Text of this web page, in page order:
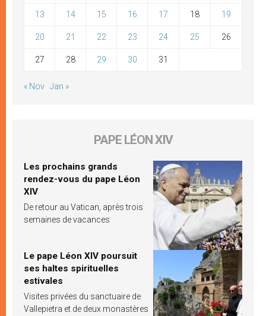
13 14 15 16 17 18 19
20 21 22 23 24 25 26
27 28 29 30 31
« Nov Jan »
PAPE LÉON XIV
Les prochains grands
rendez-vous du pape Léon
XIV
De retour au Vatican, après trois
semaines de vacances
Le pape Léon XIV poursuit
ses haltes spirituelles
estivales
Visites privées du sanctuaire de
Vallepietra et de deux monastères